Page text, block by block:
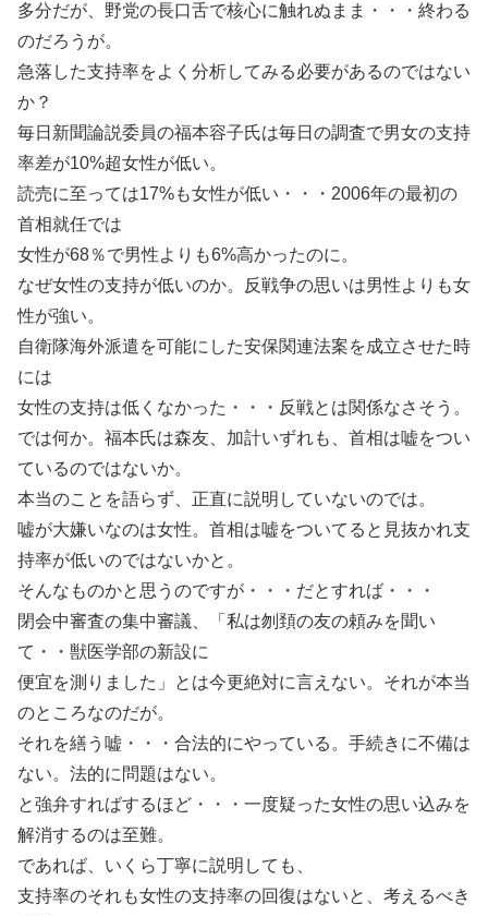
多分だが、野党の長口舌で核心に触れぬまま・・・終わる
のだろうが。
急落した支持率をよく分析してみる必要があるのではない
か？
毎日新聞論説委員の福本容子氏は毎日の調査で男女の支持
率差が10%超女性が低い。
読売に至っては17%も女性が低い・・・2006年の最初の
首相就任では
女性が68％で男性よりも6%高かったのに。
なぜ女性の支持が低いのか。反戦争の思いは男性よりも女
性が強い。
自衛隊海外派遣を可能にした安保関連法案を成立させた時
には
女性の支持は低くなかった・・・反戦とは関係なさそう。
では何か。福本氏は森友、加計いずれも、首相は嘘をつい
ているのではないか。
本当のことを語らず、正直に説明していないのでは。
嘘が大嫌いなのは女性。首相は嘘をついてると見抜かれ支
持率が低いのではないかと。
そんなものかと思うのですが・・・だとすれば・・・
閉会中審査の集中審議、「私は刎頚の友の頼みを聞い
て・・獣医学部の新設に
便宜を測りました」とは今更絶対に言えない。それが本当
のところなのだが。
それを繕う嘘・・・合法的にやっている。手続きに不備は
ない。法的に問題はない。
と強弁すればするほど・・・一度疑った女性の思い込みを
解消するのは至難。
であれば、いくら丁寧に説明しても、
支持率のそれも女性の支持率の回復はないと、考えるべき